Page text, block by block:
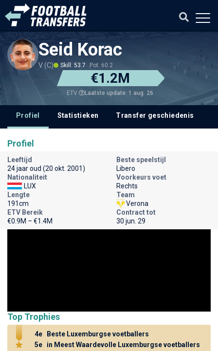
Seid Korac
V (C) Skill: 53.7 Pot: 60.2
€1.2M
ETV Laatste update: 1 aug. 26
Profiel Statistieken Transfer geschiedenis
Profiel
Leeftijd
24 jaar oud (20 okt. 2001)
Beste speelstijl
Libero
Nationaliteit
LUX
Voorkeurs voet
Rechts
Lengte
191cm
Team
Verona
ETV Bereik
€0.9M – €1.4M
Contract tot
30 jun. 29
Top Trophies
4e
Beste Luxemburgse voetballers
5e
in Meest Waardevolle Luxemburgse voetballers